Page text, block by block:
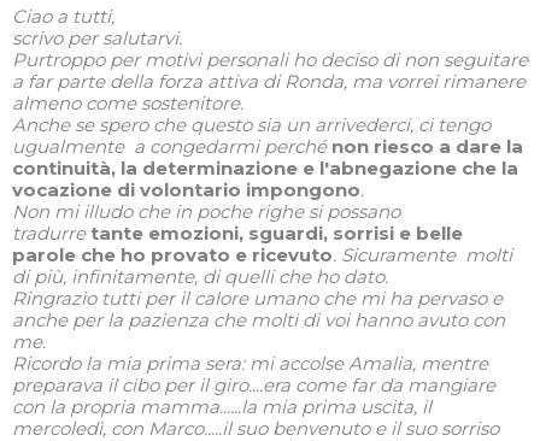
Ciao a tutti,
scrivo per salutarvi.
Purtroppo per motivi personali ho deciso di non seguitare
a far parte della forza attiva di Ronda, ma vorrei rimanere
almeno come sostenitore.
Anche se spero che questo sia un arrivederci, ci tengo
ugualmente a congedarmi perché non riesco a dare la
continuità, la determinazione e l'abnegazione che la
vocazione di volontario impongono.
Non mi illudo che in poche righe si possano
tradurretante emozioni, sguardi, sorrisi e belle
parole che ho provato e ricevuto. Sicuramente molti
di più, infinitamente, di quelli che ho dato.
Ringrazio tutti per il calore umano che mi ha pervaso e
anche per la pazienza che molti di voi hanno avuto con
me.
Ricordo la mia prima sera: mi accolse Amalia, mentre
preparava il cibo per il giro....era come far da mangiare
con la propria mamma......la mia prima uscita, il
mercoledì, con Marco.....il suo benvenuto e il suo sorriso